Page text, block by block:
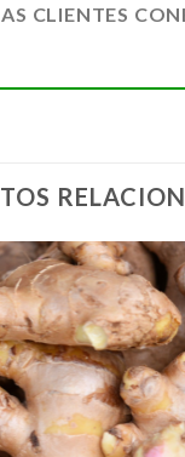
CLIENTES
A LISTA DE
COMPRAS